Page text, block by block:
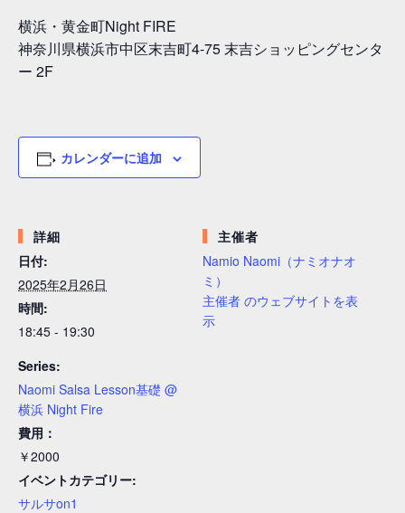
横浜・黄金町Night FIRE
神奈川県横浜市中区末吉町4-75 末吉ショッピングセンタ
ー 2F
カレンダーに追加
詳細
日付:
2025年2月26日
時間:
18:45 - 19:30
Series:
Naomi Salsa Lesson基礎 @
横浜 Night Fire
費用：
￥2000
イベントカテゴリー:
サルサon1
主催者
Namio Naomi（ナミオナオ
ミ）
主催者 のウェブサイトを表
示